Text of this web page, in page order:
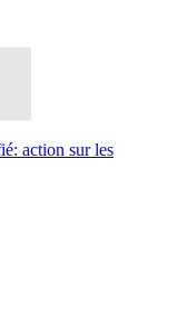
action sur les